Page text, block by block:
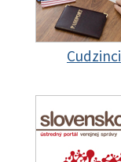
Cudzinci